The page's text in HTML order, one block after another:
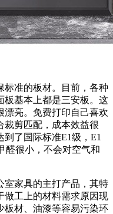
标准的板材。目前，各种
板基本上都是三安板。这
漂亮。免费打印自己喜欢
裁剪匹配，成本效益很
了国际标准E1级，E1
醛很小，不会对空气和
室家具的主打产品，其特
做工上的材料需求原因现
板材、油漆等容易污染环